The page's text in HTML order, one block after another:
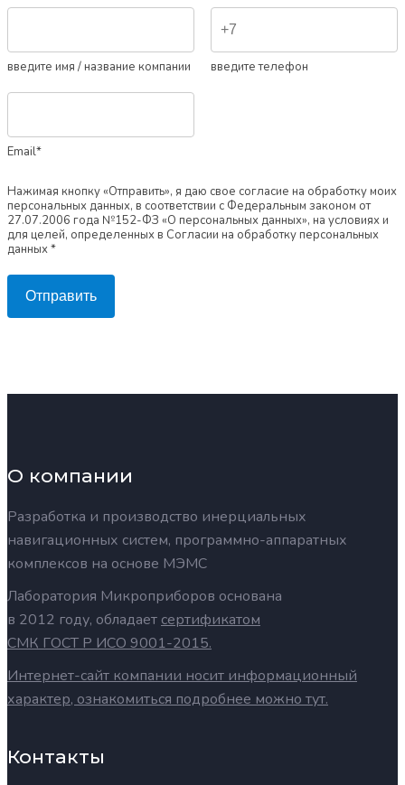
введите имя / название компании введите телефон
Email*
Нажимая кнопку «Отправить», я даю свое согласие на обработку моих
персональных данных, в соответствии с Федеральным законом от
27.07.2006 года №152-ФЗ «О персональных данных», на условиях и
для целей, определенных в Согласии на обработку персональных
данных *
Отправить
О компании
Разработка и производство инерциальных
навигационных систем, программно-аппаратных
комплексов на основе МЭМС
Лаборатория Микроприборов основана
в 2012 году, обладает сертификатом
СМК ГОСТ Р ИСО 9001-2015.
Интернет-сайт компании носит информационный
характер, ознакомиться подробнее можно тут.
Контакты